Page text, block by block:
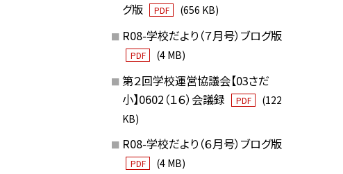
グ版
PDF (656 KB)
R08-学校だより（７月号）ブログ版
PDF (4 MB)
第２回学校運営協議会【03さだ
小】0602（１６）会議録
PDF
(122
KB)
R08-学校だより（６月号）ブログ版
PDF (4 MB)